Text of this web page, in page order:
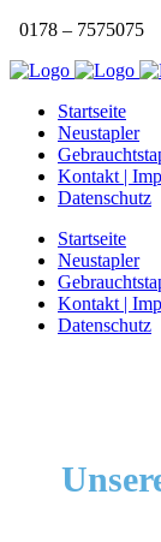
0178 –
Startseite
Neustapler
Kontakt |
Datenschutz
Startseite
Neustapler
Kontakt |
Datenschutz